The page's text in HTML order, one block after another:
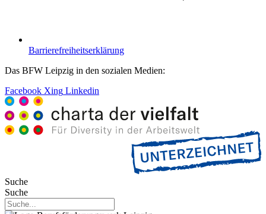
Barrierefreiheitserklärung
Das BFW Leipzig in den sozialen Medien:
Facebook Xing Linkedin
Suche
Suche